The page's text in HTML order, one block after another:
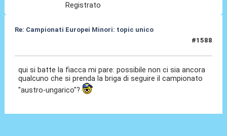
Registrato
Re: Campionati Europei Minori: topic unico
#1588
qui si batte la fiacca mi pare: possibile non ci sia ancora
qualcuno che si prenda la briga di seguire il campionato
"austro-ungarico"?